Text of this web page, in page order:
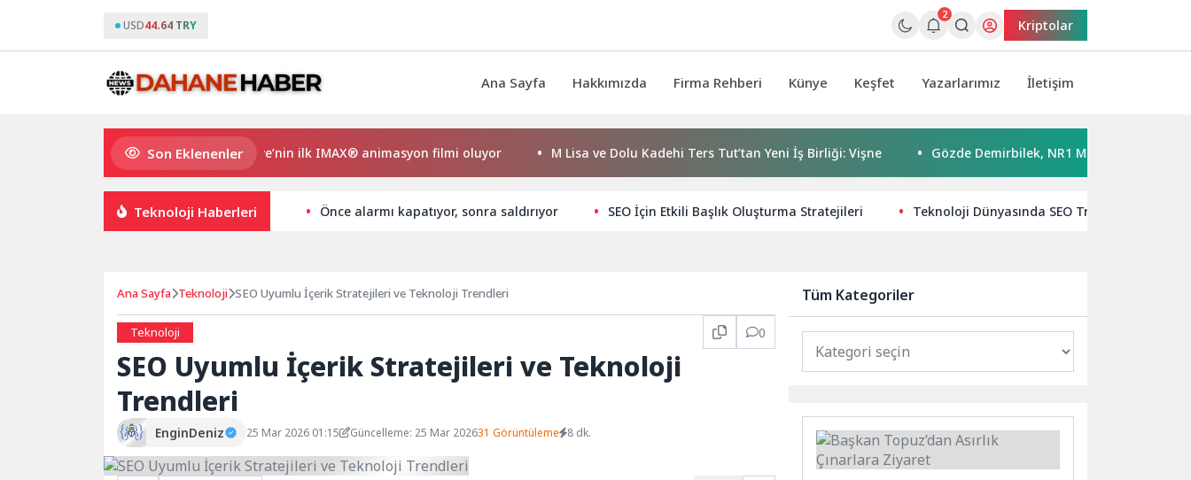
USD44.64 TRY
2
Kriptolar
Ana Sayfa Hakkımızda Firma Rehberi Künye Keşfet Yazarlarımız İletişim
Son Eklenenler
Gupi ve Gülmeyen Kral Türkiye’nin ilk IMAX® animasyon filmi oluyor M Lisa ve Dolu Kadehi Ters Tut’tan Yeni İş Birliği: Vişne Gözde Demirbilek, NR1 Magazin’de: ‘Son assolist
Teknoloji Haberleri Önce alarmı kapatıyor, sonra saldırıyor SEO İçin Etkili Başlık Oluşturma Stratejileri Teknoloji Dünyasında SEO Trendleri ve
Ana Sayfa Teknoloji SEO Uyumlu İçerik Stratejileri ve Teknoloji Trendleri
Teknoloji 0
SEO Uyumlu İçerik Stratejileri ve Teknoloji
Trendleri
EnginDeniz 25 Mar 2026 01:15 Güncelleme: 25 Mar 202631 Görüntüleme 8 dk.
Tüm Kategoriler